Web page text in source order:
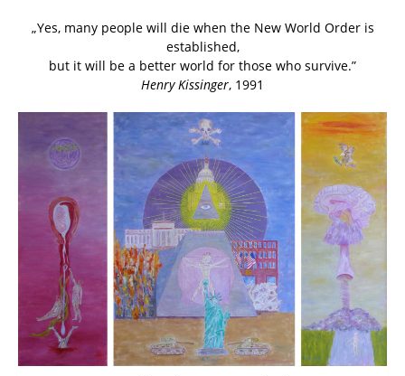
„Yes, many people will die when the New World Order is
established,
but it will be a better world for those who survive.”
Henry Kissinger, 1991